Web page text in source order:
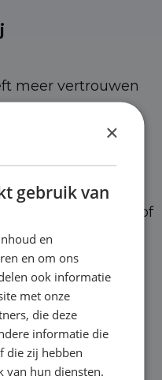
meer vertrouwen
We
dat in 95% van
of
bent. Bij
we namelijk dat
grote bedrijven
bedrijfswagen te
naar jouw
×
gebruik van
en
en om ons
ook informatie
met onze
die deze
informatie die
die zij hebben
van hun diensten.